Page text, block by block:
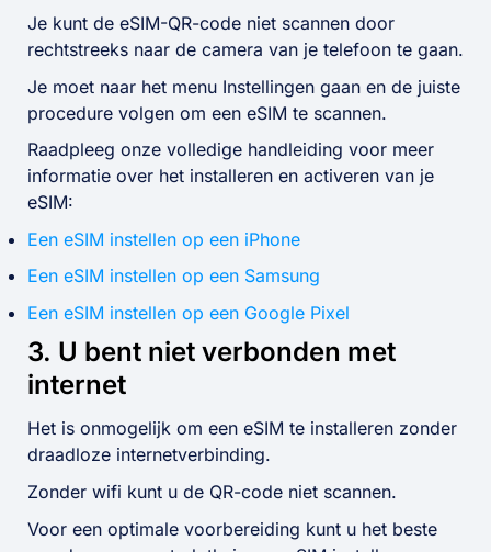
Je kunt de eSIM-QR-code niet scannen door
rechtstreeks naar de camera van je telefoon te gaan.
Je moet naar het menu Instellingen gaan en de juiste
procedure volgen om een eSIM te scannen.
Raadpleeg onze volledige handleiding voor meer
informatie over het installeren en activeren van je
eSIM:
Een eSIM instellen op een iPhone
Een eSIM instellen op een Samsung
Een eSIM instellen op een Google Pixel
3. U bent niet verbonden met
internet
Het is onmogelijk om een eSIM te installeren zonder
draadloze internetverbinding.
Zonder wifi kunt u de QR-code niet scannen.
Voor een optimale voorbereiding kunt u het beste